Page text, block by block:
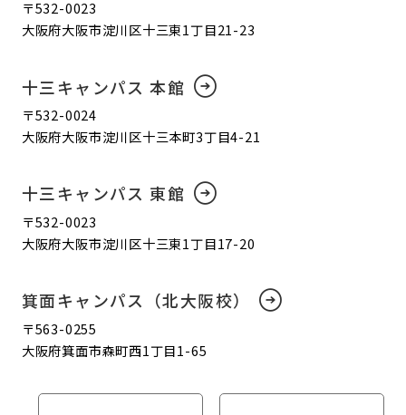
〒532-0023
大阪府大阪市淀川区十三東1丁目21-23
十三キャンパス 本館
〒532-0024
大阪府大阪市淀川区十三本町3丁目4-21
十三キャンパス 東館
〒532-0023
大阪府大阪市淀川区十三東1丁目17-20
箕面キャンパス（北大阪校）
〒563-0255
大阪府箕面市森町西1丁目1-65